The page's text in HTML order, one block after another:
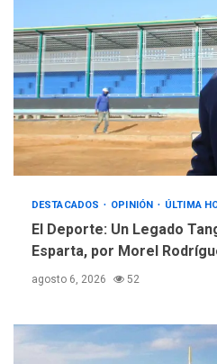
4
Hutíes
suman
DESTACADOS OPINIÓN ÚLTIMA
El Deporte: Un Legado
Esparta, por Morel
agosto 6, 2026 52